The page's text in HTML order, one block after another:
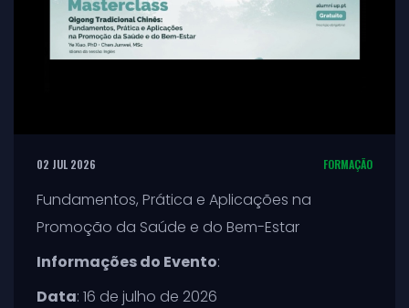
02 JUL 2026 FORMAÇÃO
Fundamentos, Prática e Aplicações na
Promoção da Saúde e do Bem-Estar
Informações do Evento:
Data: 16 de julho de 2026